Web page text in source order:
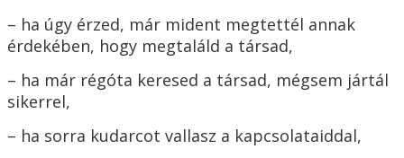
– ha úgy érzed, már mident megtettél annak
érdekében, hogy megtaláld a társad,
– ha már régóta keresed a társad, mégsem jártál
sikerrel,
– ha sorra kudarcot vallasz a kapcsolataiddal,